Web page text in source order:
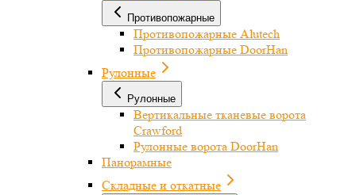
Противопожарные
Противопожарные Alutech
Противопожарные DoorHan
Рулонные
Рулонные
Вертикальные тканевые ворота
Crawford
Рулонные ворота DoorHan
Панорамные
Складные и откатные